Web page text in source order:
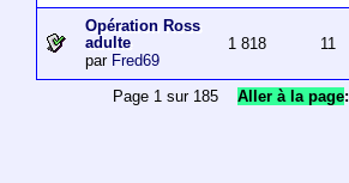
Opération Ross
adulte
par Fred69
1 818 11
Page 1 sur 185Aller à la page: